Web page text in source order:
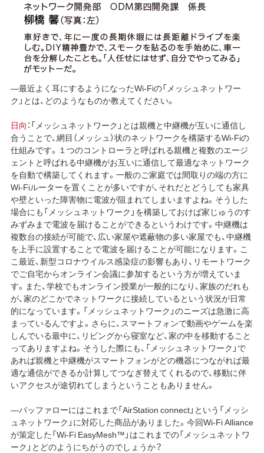
―最近よく耳にするようになったWi-Fiの「メッシュネットワー
ク」とは、どのようなものか教えてください。
日向 ：「メッシュネットワーク」とは親機と中継機が互いに通信し
合うことで、網目（メッシュ）状のネットワークを構築するWi-Fiの
仕組みです。１つのコントローラと呼ばれる親機と複数のエージ
ェントと呼ばれる中継機がお互いに通信して最適なネットワーク
を自動で構築してくれます。一般のご家庭では間取りの端の方に
Wi-Fiルーターを置くことが多いですが、それだとどうしても家具
や壁といった障害物に電波が阻まれてしまいますよね。そうした
場合にも「メッシュネットワーク」を構築しておけば家じゅうのす
みずみまで電波を届けることができるというわけです。中継機は
複数台の接続が可能で、広い家屋や遮蔽物の多い家屋でも、中継機
を上手に設置することで電波を届けることが可能になります。こ
こ最近、新型コロナウイルス感染症の影響もあり、リモートワーク
でご自宅からオンライン会議に参加するという方が増えていま
す。また、学校でもオンライン授業が一般的になり、家族のだれも
が、家のどこかでネットワークに接続しているという状況が日常
的になっています。「メッシュネットワーク」のニーズは急激に高
まっているんですよ。さらに、スマートフォンで動画やゲームを楽
しんでいる最中に、リビングから寝室など、家の中を移動すること
ってありますよね。そうした際にも、「メッシュネットワーク」で
あれば親機と中継機がスマートフォンがどの機器につながれば最
適な通信ができるか計算してつなぎ替えてくれるので、移動に伴
いアクセスが途切れてしまうということもありません。
―バッファローにはこれまで「AirStation connect」という「メッシ
ュネットワーク」に対応した商品がありました。今回Wi-Fi Alliance
が策定した「Wi-Fi EasyMesh™」はこれまでの「メッシュネットワ
ーク」とどのようにちがうのでしょうか？